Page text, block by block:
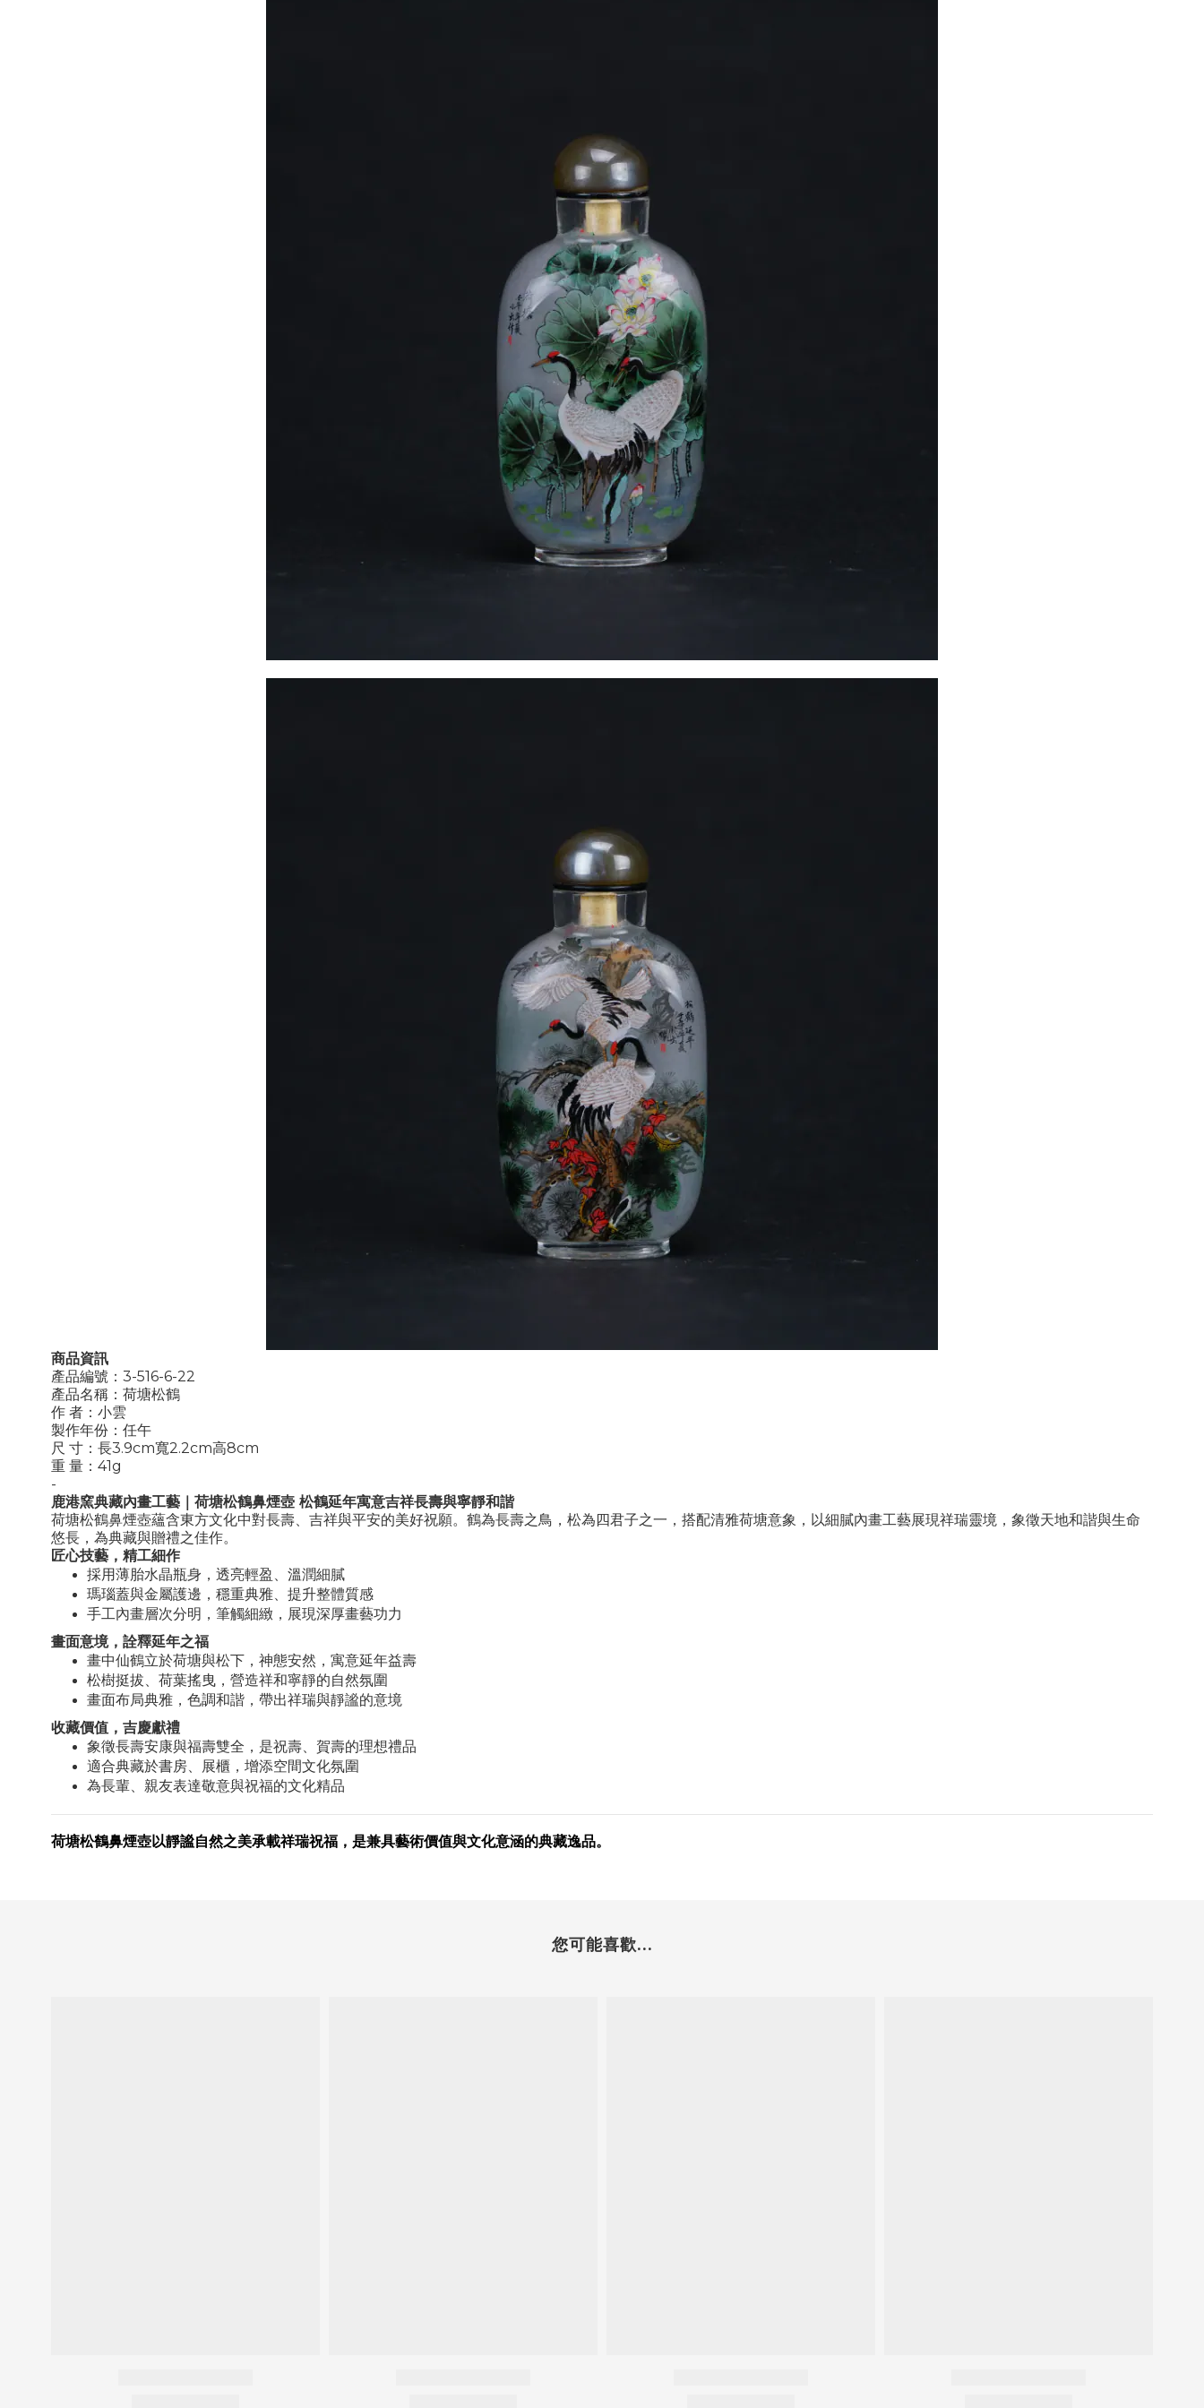
商品資訊
產品編號：3-516-6-22
產品名稱：荷塘松鶴
作 者：小雲
製作年份：任午
尺 寸：長3.9cm寬2.2cm高8cm
重 量：41g
-
鹿港窯典藏內畫工藝｜荷塘松鶴鼻煙壺 松鶴延年寓意吉祥長壽與寧靜和諧
荷塘松鶴鼻煙壺蘊含東方文化中對長壽、吉祥與平安的美好祝願。鶴為長壽之鳥，松為四君子之一，搭配清雅荷塘意象，以細膩內畫工藝展現祥瑞靈境，象徵天地和諧與生命
悠長，為典藏與贈禮之佳作。
匠心技藝，精工細作
採用薄胎水晶瓶身，透亮輕盈、溫潤細膩
瑪瑙蓋與金屬護邊，穩重典雅、提升整體質感
手工內畫層次分明，筆觸細緻，展現深厚畫藝功力
畫面意境，詮釋延年之福
畫中仙鶴立於荷塘與松下，神態安然，寓意延年益壽
松樹挺拔、荷葉搖曳，營造祥和寧靜的自然氛圍
畫面布局典雅，色調和諧，帶出祥瑞與靜謐的意境
收藏價值，吉慶獻禮
象徵長壽安康與福壽雙全，是祝壽、賀壽的理想禮品
適合典藏於書房、展櫃，增添空間文化氛圍
為長輩、親友表達敬意與祝福的文化精品
荷塘松鶴鼻煙壺以靜謐自然之美承載祥瑞祝福，是兼具藝術價值與文化意涵的典藏逸品。
您可能喜歡...